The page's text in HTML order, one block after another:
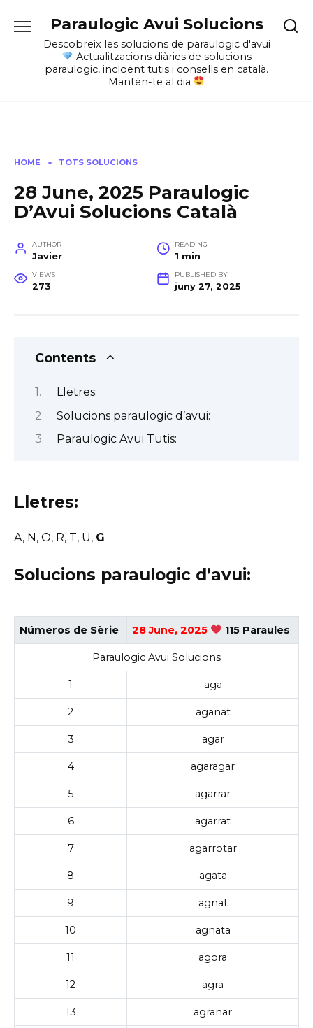
content
Paraulogic Avui Solucions
Descobreix les solucions de paraulogic d'avui
Actualitzacions diàries de solucions
paraulogic, incloent tutis i consells en català.
Mantén-te al dia
HOME » TOTS SOLUCIONS
28 June, 2025 Paraulogic
D’Avui Solucions Català
AUTHOR
Javier
READING
1 min
VIEWS
273
PUBLISHED BY
juny 27, 2025
Contents
Lletres:
Solucions paraulogic d’avui:
Paraulogic Avui Tutis:
Lletres:
A, N, O, R, T, U, G
Solucions paraulogic d’avui:
Números de Sèrie 28 June, 2025 115 Paraules
Paraulogic Avui Solucions
1 aga
2 aganat
3 agar
4 agaragar
5 agarrar
6 agarrat
7 agarrotar
8 agata
9 agnat
10 agnata
11 agora
12 agra
13 agranar